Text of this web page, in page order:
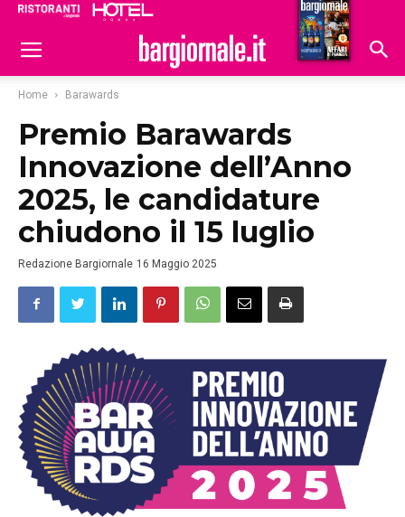
Hoteldomani
Home Barawards
Premio Barawards
Innovazione dell’Anno
2025, le candidature
chiudono il 15 luglio
Redazione Bargiornale 16 Maggio 2025